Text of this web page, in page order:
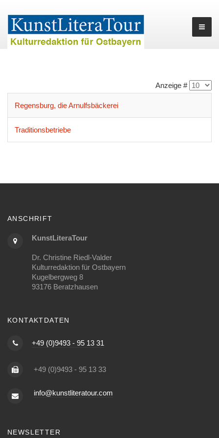
Anzeige #
Regensburg, die Arnulfsbäckerei
Traditionsbetriebe
ANSCHRIFT
KunstLiteraTour
Dr. Christine Riedl-Valder
Kulturredaktion für Ostbayern
Kugelbergweg 8
93176 Beratzhausen
KONTAKTDATEN
+49 (0)9493 - 95 13 31
+49 (0)9493 - 95 13 33
info@kunstliteratour.com
NEWSLETTER